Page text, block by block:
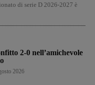
di serie D 2026-2027 è
2-0 nell’amichevole
2026